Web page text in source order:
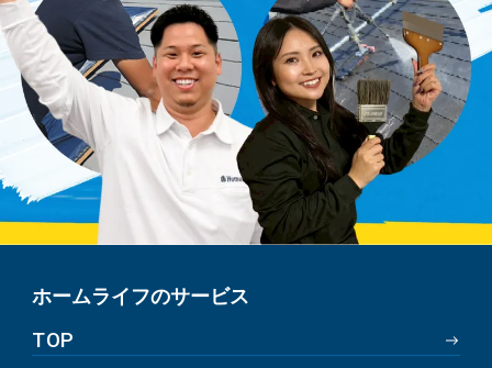
ホームライフのサービス
TOP